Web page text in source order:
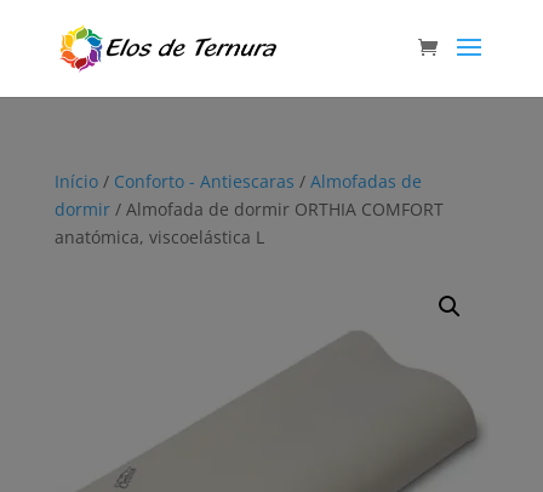
Início/ Conforto - Antiescaras / Almofadas de
dormir/ Almofada de dormir ORTHIA COMFORT
anatómica, viscoelástica L